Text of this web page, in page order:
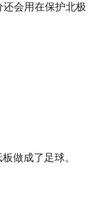
会用在保护北极
做成了足球。